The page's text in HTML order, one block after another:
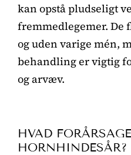
kan opstå pludseligt
fremmedlegemer. De
og uden varige mén,
behandling er vigtig
og arvæv.
HVAD
HORNHINDESÅR?